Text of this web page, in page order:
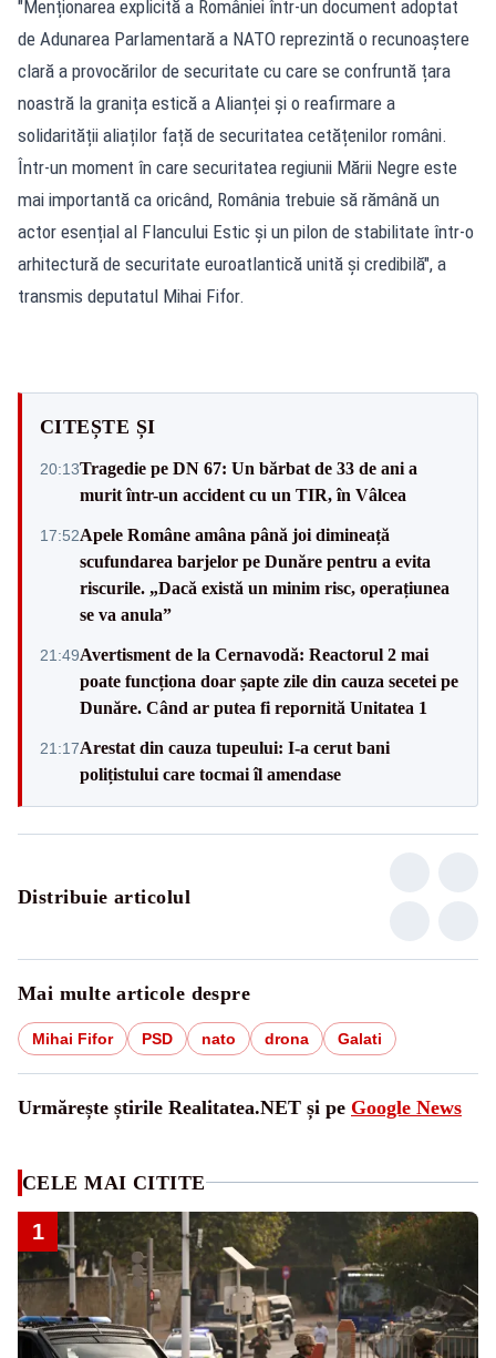
"Menționarea explicită a României într-un document adoptat
de Adunarea Parlamentară a NATO reprezintă o recunoaștere
clară a provocărilor de securitate cu care se confruntă țara
noastră la granița estică a Alianței și o reafirmare a
solidarității aliaților față de securitatea cetățenilor români.
Într-un moment în care securitatea regiunii Mării Negre este
mai importantă ca oricând, România trebuie să rămână un
actor esențial al Flancului Estic și un pilon de stabilitate într-o
arhitectură de securitate euroatlantică unită și credibilă", a
transmis deputatul Mihai Fifor.
CITEȘTE ȘI
20:13Tragedie pe DN 67: Un bărbat de 33 de ani a
murit într-un accident cu un TIR, în Vâlcea
17:52Apele Române amâna până joi dimineață
scufundarea barjelor pe Dunăre pentru a evita
riscurile. „Dacă există un minim risc, operațiunea
se va anula”
21:49Avertisment de la Cernavodă: Reactorul 2 mai
poate funcționa doar șapte zile din cauza secetei pe
Dunăre. Când ar putea fi repornită Unitatea 1
21:17Arestat din cauza tupeului: I-a cerut bani
polițistului care tocmai îl amendase
Distribuie articolul
Mai multe articole despre
Mihai Fifor PSD nato drona Galati
Urmărește știrile Realitatea.NET și pe Google News
CELE MAI CITITE
1